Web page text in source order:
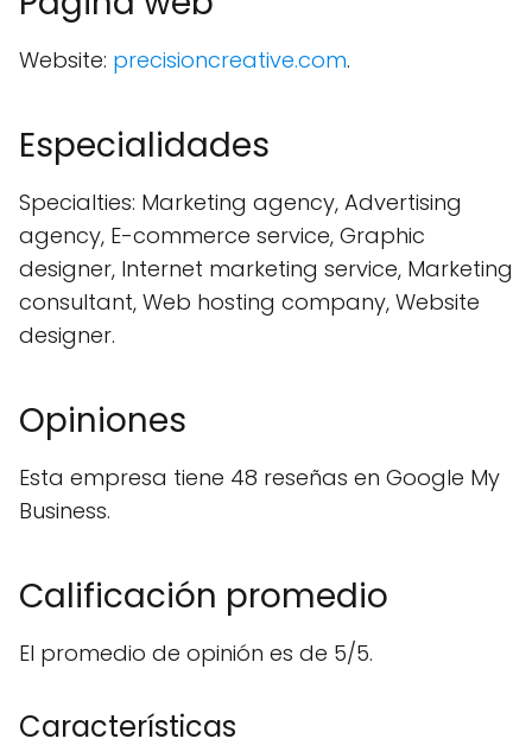
Website: precisioncreative.com.
Especialidades
Specialties: Marketing agency, Advertising
agency, E-commerce service, Graphic
designer, Internet marketing service, Marketing
consultant, Web hosting company, Website
designer.
Opiniones
Esta empresa tiene 48 reseñas en Google My
Business.
Calificación promedio
El promedio de opinión es de 5/5.
Características